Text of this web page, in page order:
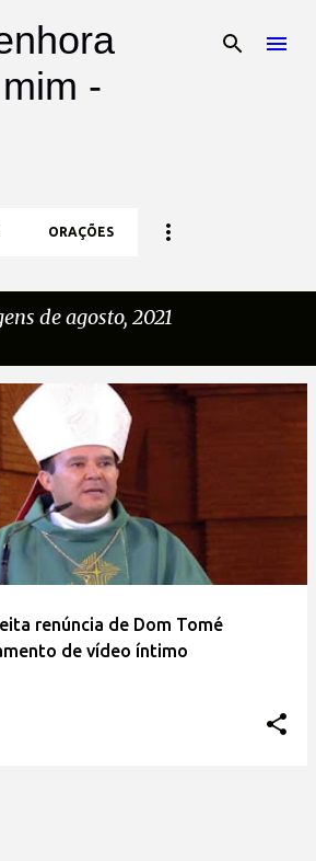
o conteúdo principal
-
ORAÇÕES
de agosto, 2021
renúncia de Dom Tomé
de vídeo íntimo